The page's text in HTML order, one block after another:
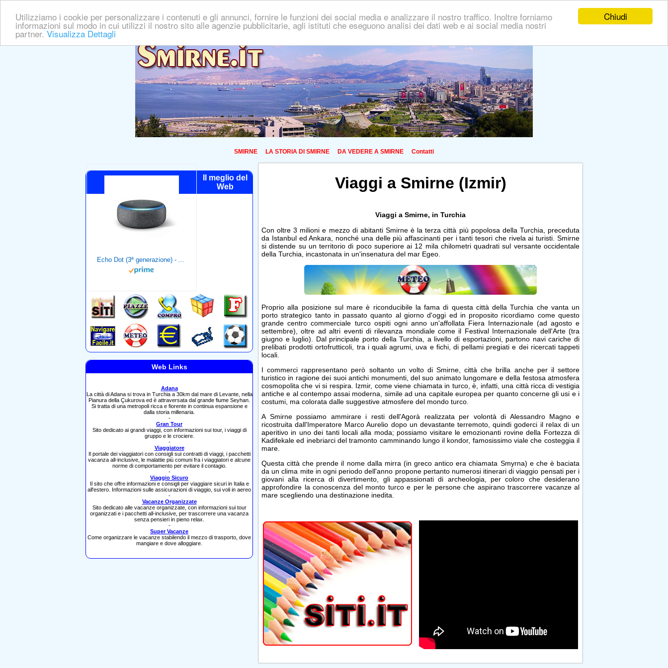
Chiudi
Utilizziamo i cookie per personalizzare i contenuti e gli annunci, fornire le funzioni dei social media e analizzare il nostro traffico. Inoltre forniamo
informazioni sul modo in cui utilizzi il nostro sito alle agenzie pubblicitarie, agli istituti che eseguono analisi dei dati web e ai social media nostri
partner. Visualizza Dettagli
SMIRNE LA STORIA DI SMIRNE DA VEDERE A SMIRNE Contatti
Echo Dot (3ª generazione) - Altoparlante intelligente con integrazione Alexa - Tessuto antracite
Il meglio del
Web
Web Links
Adana
La città di Adana si trova in Turchia a 30km dal mare di Levante, nella
Pianura della Çukurova ed è attraversata dal grande fiume Seyhan.
Si tratta di una metropoli ricca e fiorente in continua espansione e
dalla storia millenaria.
-
Gran Tour
Sito dedicato ai grandi viaggi, con informazioni sui tour, i viaggi di
gruppo e le crociere.
-
Viaggiatore
Il portale dei viaggiatori con consigli sui contratti di viaggi, i pacchetti
vacanza all-inclusive, le malattie più comuni fra i viaggiatori e alcune
norme di comportamento per evitare il contagio.
-
Viaggio Sicuro
Il sito che offre informazioni e consigli per viaggiare sicuri in Italia e
all'estero. Informazioni sulle assicurazioni di viaggio, sui voli in aereo
-
Vacanze Organizzate
Sito dedicato alle vacanze organizzate, con informazioni sui tour
organizzati e i pacchetti all-inclusive, per trascorrere una vacanza
senza pensieri in pieno relax.
-
Super Vacanze
Come organizzare le vacanze stabilendo il mezzo di trasporto, dove
mangiare e dove alloggiare.
Viaggi a Smirne (Izmir)
Viaggi a Smirne, in Turchia
Con oltre 3 milioni e mezzo di abitanti Smirne è la terza città più popolosa della Turchia, preceduta
da Istanbul ed Ankara, nonché una delle più affascinanti per i tanti tesori che rivela ai turisti. Smirne
si distende su un territorio di poco superiore ai 12 mila chilometri quadrati sul versante occidentale
della Turchia, incastonata in un'insenatura del mar Egeo.
Proprio alla posizione sul mare è riconducibile la fama di questa città della Turchia che vanta un
porto strategico tanto in passato quanto al giorno d'oggi ed in proposito ricordiamo come questo
grande centro commerciale turco ospiti ogni anno un'affollata Fiera Internazionale (ad agosto e
settembre), oltre ad altri eventi di rilevanza mondiale come il Festival Internazionale dell'Arte (tra
giugno e luglio). Dal principale porto della Turchia, a livello di esportazioni, partono navi cariche di
prelibati prodotti ortofrutticoli, tra i quali agrumi, uva e fichi, di pellami pregiati e dei ricercati tappeti
locali.
I commerci rappresentano però soltanto un volto di Smirne, città che brilla anche per il settore
turistico in ragione dei suoi antichi monumenti, del suo animato lungomare e della festosa atmosfera
cosmopolita che vi si respira. Izmir, come viene chiamata in turco, è, infatti, una città ricca di vestigia
antiche e al contempo assai moderna, simile ad una capitale europea per quanto concerne gli usi e i
costumi, ma colorata dalle suggestive atmosfere del mondo turco.
A Smirne possiamo ammirare i resti dell'Agorà realizzata per volontà di Alessandro Magno e
ricostruita dall'Imperatore Marco Aurelio dopo un devastante terremoto, quindi goderci il relax di un
aperitivo in uno dei tanti locali alla moda; possiamo visitare le emozionanti rovine della Fortezza di
Kadifekale ed inebriarci del tramonto camminando lungo il kondor, famosissimo viale che costeggia il
mare.
Questa città che prende il nome dalla mirra (in greco antico era chiamata Smyrna) e che è baciata
da un clima mite in ogni periodo dell'anno propone pertanto numerosi itinerari di viaggio pensati per i
giovani alla ricerca di divertimento, gli appassionati di archeologia, per coloro che desiderano
approfondire la conoscenza del monto turco e per le persone che aspirano trascorrere vacanze al
mare scegliendo una destinazione inedita.